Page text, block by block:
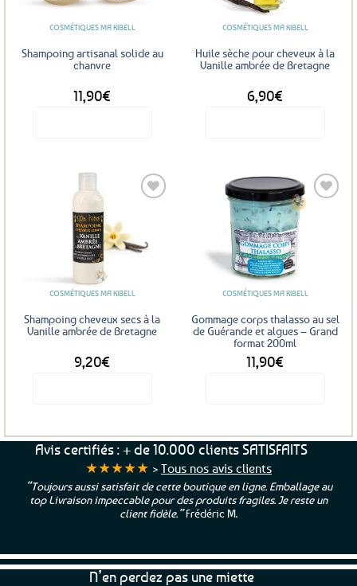
COSMÉTIQUES MA KIBELL
Shampoing artisanal solide au
chanvre
11,90€
COSMÉTIQUES MA KIBELL
Huile sèche pour cheveux à la
Vanille ambrée de Bretagne
6,90€
aux
favoris
COSMÉTIQUES MA KIBELL
Shampoing cheveux secs à la
Vanille ambrée de Bretagne
9,20€
COSMÉTIQUES MA KIBELL
Gommage corps thalasso au sel
de Guérande et algues – Grand
format 200ml
11,90€
Avis certifiés : + de 10.000 clients SATISFAITS
★★★★★ > Tous nos avis clients
“Toujours aussi satisfait de cette boutique en ligne. Emballage au
top Livraison impeccable pour des produits fragiles. Je reste un
client fidèle.”Frédéric M.
N’en perdez pas une miette